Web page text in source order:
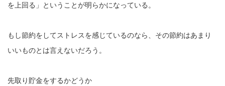
を上回る」ということが明らかになっている。
もし節約をしてストレスを感じているのなら、その節約はあまり
いいものとは言えないだろう。
先取り貯金をするかどうか